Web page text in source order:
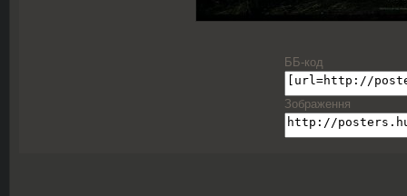
ББ-код
Зображення